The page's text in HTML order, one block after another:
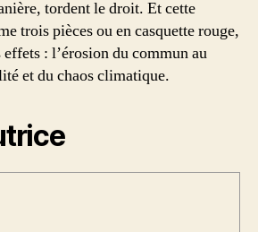
tordent le droit. Et cette
trois pièces ou en casquette rouge,
: l’érosion du commun au
et du chaos climatique.